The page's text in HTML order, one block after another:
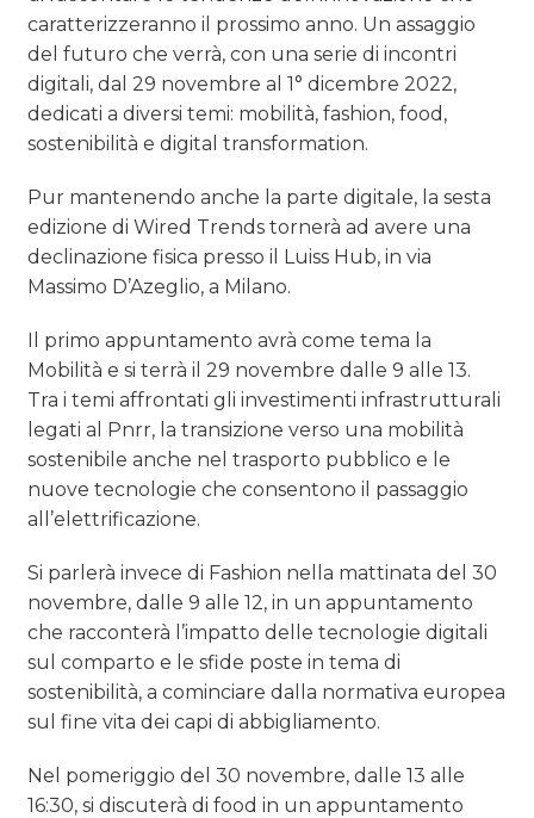
caratterizzeranno il prossimo anno. Un assaggio
del futuro che verrà, con una serie di incontri
digitali, dal 29 novembre al 1° dicembre 2022,
dedicati a diversi temi: mobilità, fashion, food,
sostenibilità e digital transformation.
Pur mantenendo anche la parte digitale, la sesta
edizione di Wired Trends tornerà ad avere una
declinazione fisica presso il Luiss Hub, in via
Massimo D’Azeglio, a Milano.
Il primo appuntamento avrà come tema la
Mobilità e si terrà il 29 novembre dalle 9 alle 13.
Tra i temi affrontati gli investimenti infrastrutturali
legati al Pnrr, la transizione verso una mobilità
sostenibile anche nel trasporto pubblico e le
nuove tecnologie che consentono il passaggio
all’elettrificazione.
Si parlerà invece di Fashion nella mattinata del 30
novembre, dalle 9 alle 12, in un appuntamento
che racconterà l’impatto delle tecnologie digitali
sul comparto e le sfide poste in tema di
sostenibilità, a cominciare dalla normativa europea
sul fine vita dei capi di abbigliamento.
Nel pomeriggio del 30 novembre, dalle 13 alle
16:30, si discuterà di food in un appuntamento